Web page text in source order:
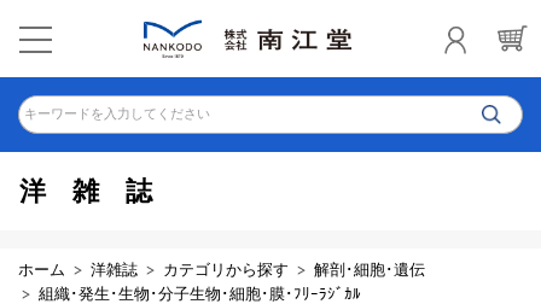
キーワードを入力してください
洋雑誌
ホーム 洋雑誌 カテゴリから探す
解剖･細胞･遺伝
組織･発生･生物･分子生物･細胞･膜･ﾌﾘｰﾗｼﾞｶﾙ